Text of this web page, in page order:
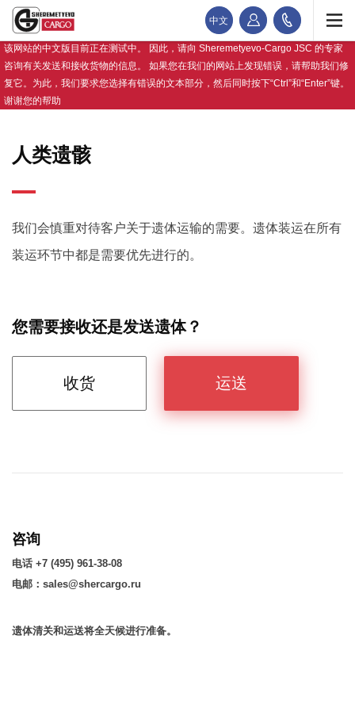
中文
该网站的中文版目前正在测试中。 因此，请向 Sheremetyevo-Cargo JSC 的专家
咨询有关发送和接收货物的信息。 如果您在我们的网站上发现错误，请帮助我们修
复它。为此，我们要求您选择有错误的文本部分，然后同时按下“Ctrl”和“Enter”键。
谢谢您的帮助
人类遗骸
我们会慎重对待客户关于遗体运输的需要。遗体装运在所有
装运环节中都是需要优先进行的。
您需要接收还是发送遗体？
收货 运送
咨询
电话 +7 (495) 961-38-08
电邮：sales@shercargo.ru
遗体清关和运送将全天候进行准备。